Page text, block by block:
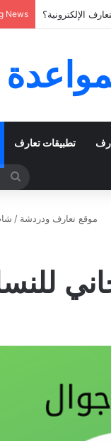
News الإلكترونية؟
تطبيقات تعارف
موقع تعارف ودردشة /